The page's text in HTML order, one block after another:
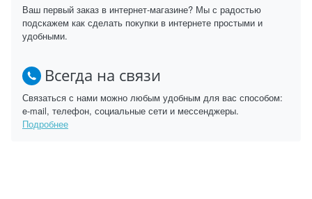
Ваш первый заказ в интернет-магазине? Мы с радостью
подскажем как сделать покупки в интернете простыми и
удобными.
Всегда на связи
Связаться с нами можно любым удобным для вас способом:
e-mail, телефон, социальные сети и мессенджеры.
Подробнее